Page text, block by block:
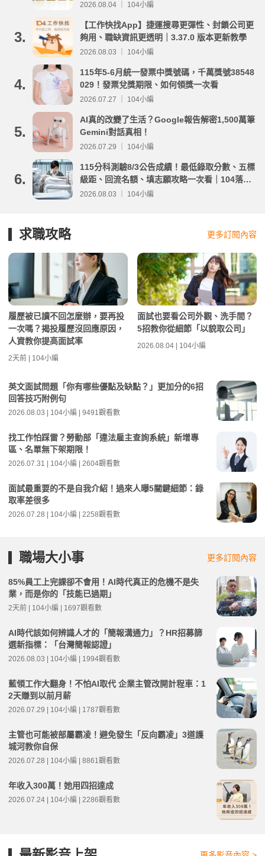
2026.08.04 ｜ 104小編
3.
【工作快找App】捷運搜尋更彈性、封鎖公司更
夠用、職缺資訊更透明｜3.37.0 版本更新教學
2026.08.03 ｜ 104小編
4.
115年5-6月統一發票中獎號碼，千萬獎號38548
029！發票兌獎期限、如何領獎一次看
2026.07.27 ｜ 104小編
5.
AI真的改變了生活？Google報告解密1,500萬筆
Gemini對話真相！
2026.07.29 ｜ 104小編
6.
115分科測驗8/3公告成績！最低錄取分數、五標
級距、回流名額、填志願攻略一次看｜104落點
分析
2026.08.03 ｜ 104小編
求職攻略 更多訂閱內容
履歷被已讀不回怎麼辦，要再投
一次嗎？揭投履歷沒回應原因，
人資教你提高面試率
2天前 | 104小編
面試也要看公司外觀、洗手間？
5招教你從細節「以貌取公司」
2026.08.04 | 104小編
英文面試問題「你有哪些優點及缺點？」更加分的6招
回答技巧附例句
2026.08.03 | 104小編 | 9491觀看數
找工作怕踩雷？勞動部「違法雇主查詢系統」新增專
區、名單無下架期限！
2026.07.31 | 104小編 | 2604觀看數
面試最重要的不是自我介紹！過來人曝5關鍵細節：錄
取率差很多
2026.07.28 | 104小編 | 2258觀看數
職場大小事 更多訂閱內容
85%員工上完課卻不會用！AI時代真正的危機不是失
業，而是你的「技能已過期」
2天前 | 104小編 | 1697觀看數
AI時代該如何辨識人才的「簡報溝通力」？HR招募篩
選新指標：「台灣簡報認證」
2026.08.03 | 104小編 | 1994觀看數
藍領工作大翻身！不怕AI取代 企業主管改開計程車：1
2天賺到以前月薪
2026.07.29 | 104小編 | 1787觀看數
主管也可能被部屬霸凌！避免發生「反向霸凌」3道護
城河教你自保
2026.07.28 | 104小編 | 8861觀看數
年收入300萬！她用四招達成
2026.07.24 | 104小編 | 2286觀看數